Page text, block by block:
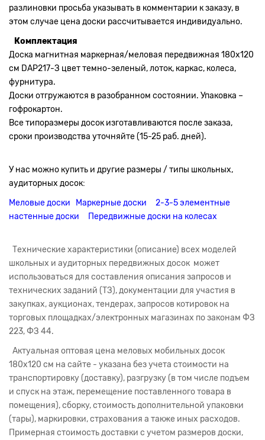
разлиновки просьба указывать в комментарии к заказу, в
этом случае цена доски рассчитывается индивидуально.
Комплектация
Доска магнитная маркерная/меловая передвижная 180х120
см DAP217-З цвет темно-зеленый, лоток, каркас, колеса,
фурнитура.
Доски отгружаются в разобранном состоянии. Упаковка –
гофрокартон.
Все типоразмеры досок изготавливаются после заказа,
сроки производства уточняйте (15-25 раб. дней).
У нас можно купить и другие размеры / типы школьных,
аудиторных досок:
Меловые доски
Маркерные доски
2-3-5 элементные
настенные доски
Передвижные доски на колесах
Технические характеристики (описание) всех моделей
школьных и аудиторных передвижных досок может
использоваться для составления описания запросов и
технических заданий (ТЗ), документации для участия в
закупках, аукционах, тендерах, запросов котировок на
торговых площадках/электронных магазинах по законам ФЗ
223, ФЗ 44.
Актуальная оптовая цена меловых мобильных досок
180х120 см на сайте - указана без учета стоимости на
транспортировку (доставку), разгрузку (в том числе подъем
и спуск на этаж, перемещение поставленного товара в
помещения), сборку, стоимость дополнительной упаковки
(тары), маркировки, страхования а также иных расходов.
Примерная стоимость доставки с учетом размеров доски,